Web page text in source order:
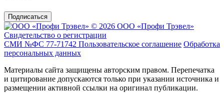
Подписаться
© 2026 ООО «Профи Трэвeл»
Свидетельство о регистрации
СМИ №ФС 77-71742 Пользовательское соглашение Обработка
персональных данных
Материалы сайта защищены авторским правом. Перепечатка
и цитирование допускаются только при указании источника и
размещении активной ссылки на оригинал публикации.